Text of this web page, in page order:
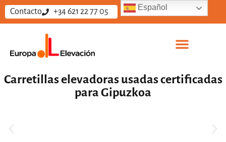
Contacto +34 621 22 77 05
Carretillas elevadoras usadas certificadas
para Gipuzkoa
Español